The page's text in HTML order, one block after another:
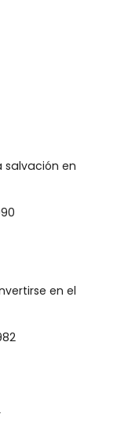
salvación en
en el